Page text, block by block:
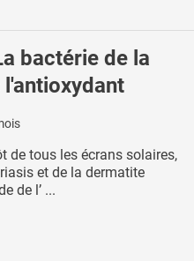
bactérie de la
de tous les écrans solaires,
et de la dermatite
de l’ ...